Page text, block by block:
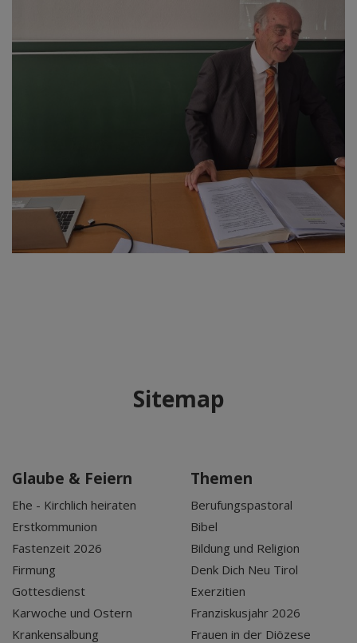
Sitemap
Glaube & Feiern
Ehe - Kirchlich heiraten
Erstkommunion
Fastenzeit 2026
Firmung
Gottesdienst
Karwoche und Ostern
Krankensalbung
Themen
Berufungspastoral
Bibel
Bildung und Religion
Denk Dich Neu Tirol
Exerzitien
Franziskusjahr 2026
Frauen in der Diözese